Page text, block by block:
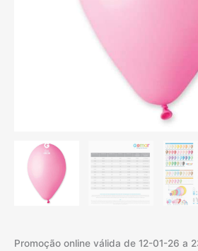
Promoção online válida de 12-01-26 a